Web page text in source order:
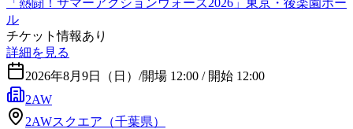
ル
チケット情報あり
詳細を見る
2026年8月9日（日） /開場 12:00 / 開始 12:00
2AW
2AWスクエア（千葉県）